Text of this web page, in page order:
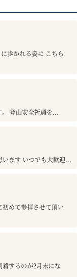
歩かれる姿に こちら
。 登山安全祈願を...
います いつでも大歓迎...
めて参拝させて頂い
するのが2月末にな